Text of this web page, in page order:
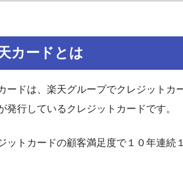
カードとは
ードは、楽天グループでクレジットカ
発行しているクレジットカードです。
ットカードの顧客満足度で１０年連続